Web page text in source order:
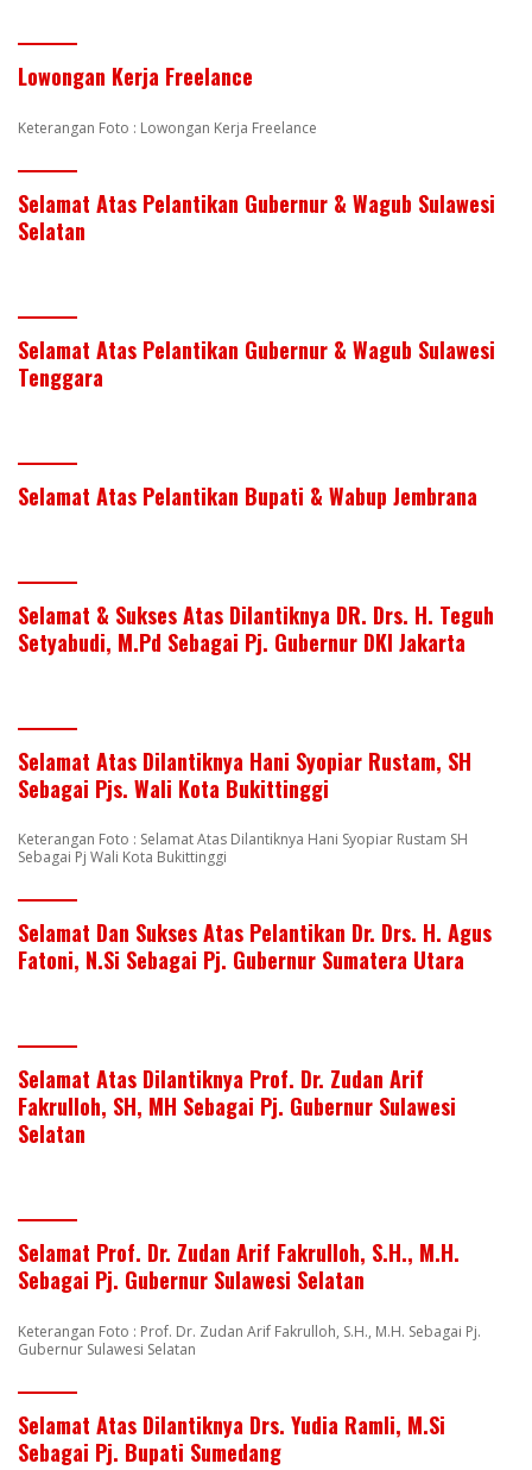
Lowongan Kerja Freelance
Keterangan Foto : Lowongan Kerja Freelance
Selamat Atas Pelantikan Gubernur & Wagub Sulawesi
Selatan
Selamat Atas Pelantikan Gubernur & Wagub Sulawesi
Tenggara
Selamat Atas Pelantikan Bupati & Wabup Jembrana
Selamat & Sukses Atas Dilantiknya DR. Drs. H. Teguh
Setyabudi, M.Pd Sebagai Pj. Gubernur DKI Jakarta
Selamat Atas Dilantiknya Hani Syopiar Rustam, SH
Sebagai Pjs. Wali Kota Bukittinggi
Keterangan Foto : Selamat Atas Dilantiknya Hani Syopiar Rustam SH
Sebagai Pj Wali Kota Bukittinggi
Selamat Dan Sukses Atas Pelantikan Dr. Drs. H. Agus
Fatoni, N.Si Sebagai Pj. Gubernur Sumatera Utara
Selamat Atas Dilantiknya Prof. Dr. Zudan Arif
Fakrulloh, SH, MH Sebagai Pj. Gubernur Sulawesi
Selatan
Selamat Prof. Dr. Zudan Arif Fakrulloh, S.H., M.H.
Sebagai Pj. Gubernur Sulawesi Selatan
Keterangan Foto : Prof. Dr. Zudan Arif Fakrulloh, S.H., M.H. Sebagai Pj.
Gubernur Sulawesi Selatan
Selamat Atas Dilantiknya Drs. Yudia Ramli, M.Si
Sebagai Pj. Bupati Sumedang